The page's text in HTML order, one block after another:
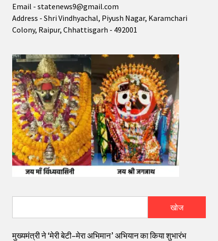
Email - statenews9@gmail.com
Address - Shri Vindhyachal, Piyush Nagar, Karamchari
Colony, Raipur, Chhattisgarh - 492001
खोज
मुख्यमंत्री ने ‘मेरी बेटी–मेरा अभिमान’ अभियान का किया शुभारंभ